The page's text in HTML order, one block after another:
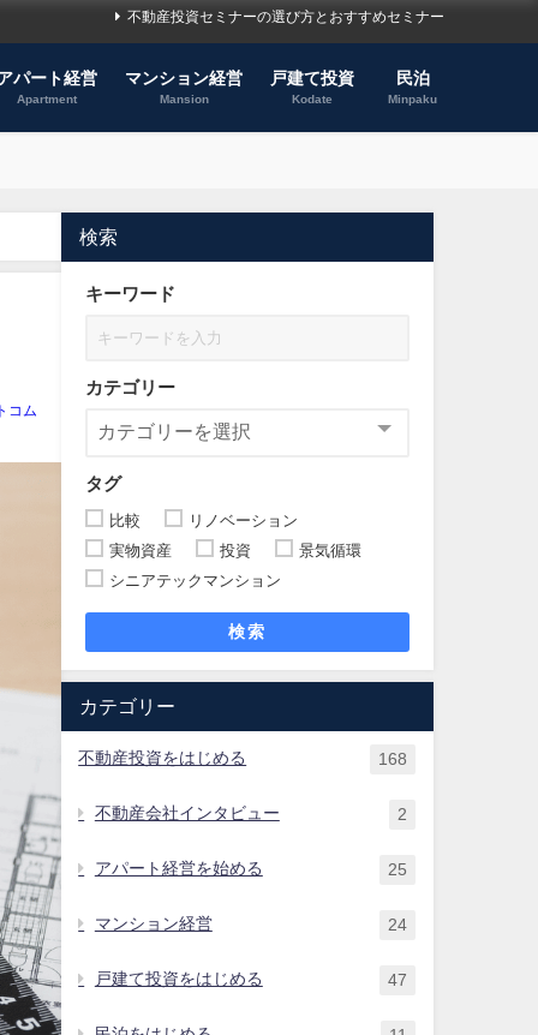
不動産投資セミナーの選び方とおすすめセミナー
パート経営
Apartment
マンション経営
Mansion
戸建て投資
Kodate
民泊
Minpaku
コム
検索
キーワード
カテゴリー
タグ
比較
リノベーション
実物資産
投資
景気循環
シニアテックマンション
検索
カテゴリー
不動産投資をはじめる 168
不動産会社インタビュー 2
アパート経営を始める 25
マンション経営 24
戸建て投資をはじめる 47